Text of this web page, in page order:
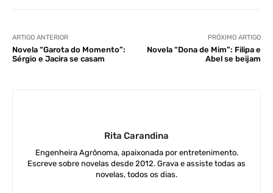
ARTIGO ANTERIOR
Novela “Garota do Momento”:
Sérgio e Jacira se casam
PRÓXIMO ARTIGO
Novela “Dona de Mim”: Filipa e
Abel se beijam
Rita Carandina
Engenheira Agrônoma, apaixonada por entretenimento.
Escreve sobre novelas desde 2012. Grava e assiste todas as
novelas, todos os dias.